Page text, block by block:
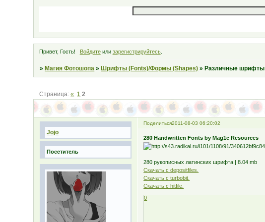
Привет, Гость! Войдитеили зарегистрируйтесь.
» Магия Фотошопа » Шрифты (Fonts)/Формы (Shapes) » Различные шрифты
Страница:« 1 2
Поделиться2011-08-03 06:20:02
Jojo
Посетитель
280 Handwritten Fonts by Mag1с Resources
280 рукописных латинских шрифта | 8.04 mb
Скачать с depositfiles.
Скачать с turbobit.
Скачать с hitfile.
0